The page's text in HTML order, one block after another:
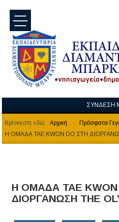
ΣΥΝΔΕΣΗ
Βρίσκεστε εδώ: Αρχική
Πρόσφατα
Η ΟΜΑΔΑ TAE KWON DO ΣΤΗ
Η ΟΜΑΔΑ TAE KWON
ΔΙΟΡΓΑΝΩΣΗ THE